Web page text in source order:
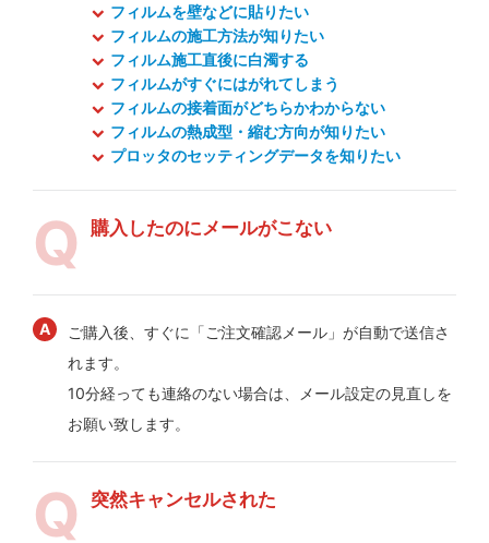
フィルムを壁などに貼りたい
フィルムの施工方法が知りたい
フィルム施工直後に白濁する
フィルムがすぐにはがれてしまう
フィルムの接着面がどちらかわからない
フィルムの熱成型・縮む方向が知りたい
プロッタのセッティングデータを知りたい
購入したのにメールがこない
ご購入後、すぐに「ご注文確認メール」が自動で送信さ
れます。
10分経っても連絡のない場合は、メール設定の見直しを
お願い致します。
突然キャンセルされた